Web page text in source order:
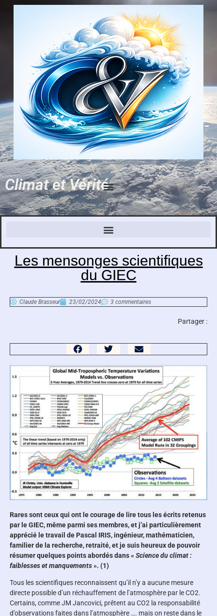
Climat et Vérité
Les mensonges scientifiques
du GIEC
Claude Brasseur 23/02/2024 3 commentaires
Partager :
Rares sont ceux qui ont le courage de lire tous les écrits retenus
par le GIEC, même parmi ses membres, et j’ai particulièrement
apprécié le travail de Pascal IRIS, ingénieur, mathématicien,
familier de la recherche, retraité, et je suis heureux de pouvoir
résumer quelques points abordés dans « Science du climat :
faiblesses et manquements». (1)
Tous les scientifiques reconnaissent qu’il n’y a aucune mesure
directe possible d’un réchauffement de l’atmosphère par le CO2.
Certains, comme JM Jancovici, prêtent au CO2 la responsabilité
d’observations faites dans l’atmosphère …. mais on reste dans le